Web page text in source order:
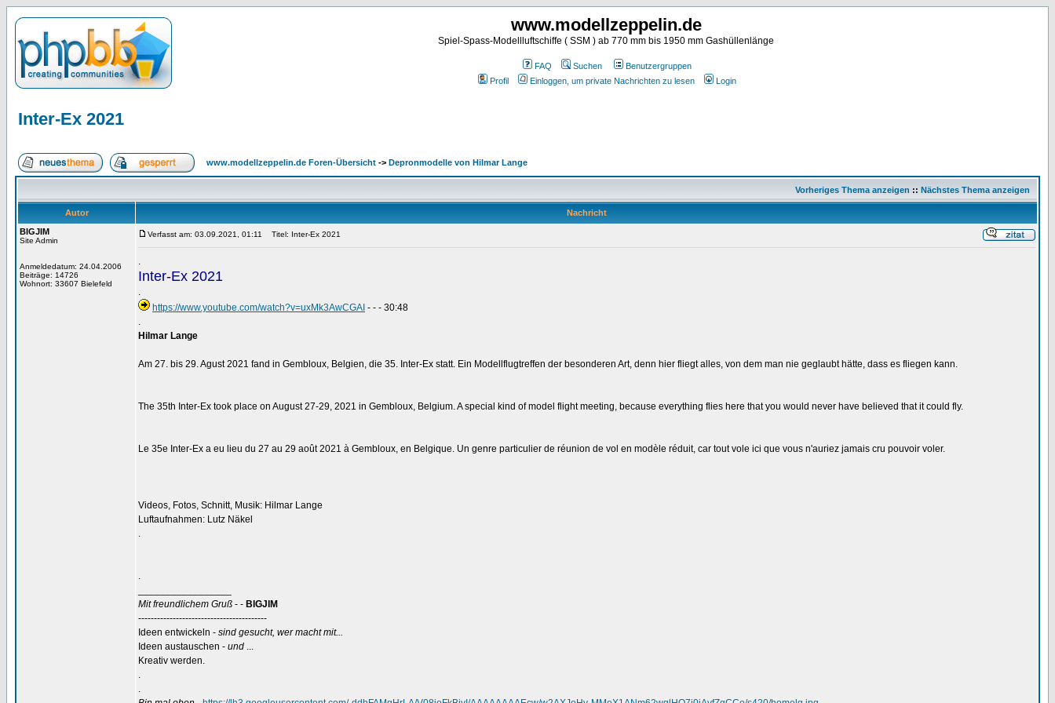
www.modellzeppelin.de
Spiel-Spass-Modellluftschiffe ( SSM ) ab 770 mm bis 1950 mm Gashüllenlänge
FAQ Suchen
Benutzergruppen
Profil
Einloggen, um private Nachrichten zu lesen Login
Inter-Ex 2021
www.modellzeppelin.de Foren-Übersicht -> Depronmodelle von Hilmar Lange
Vorheriges Thema anzeigen :: Nächstes Thema anzeigen
Autor
Nachricht
BIGJIM
Site Admin
Anmeldedatum: 24.04.2006
Beiträge: 14726
Wohnort: 33607 Bielefeld
Verfasst am: 03.09.2021, 01:11 Titel: Inter-Ex 2021
.
Inter-Ex 2021
.
https://www.youtube.com/watch?v=uxMk3AwCGAI - - - 30:48
.
Hilmar Lange
Am 27. bis 29. Agust 2021 fand in Gembloux, Belgien, die 35. Inter-Ex statt. Ein Modellflugtreffen der besonderen Art, denn hier fliegt alles, von dem man nie geglaubt hätte, dass es fliegen kann.
The 35th Inter-Ex took place on August 27-29, 2021 in Gembloux, Belgium. A special kind of model flight meeting, because everything flies here that you would never have believed that it could fly.
Le 35e Inter-Ex a eu lieu du 27 au 29 août 2021 à Gembloux, en Belgique. Un genre particulier de réunion de vol en modèle réduit, car tout vole ici que vous n'auriez jamais cru pouvoir voler.
Videos, Fotos, Schnitt, Musik: Hilmar Lange
Luftaufnahmen: Lutz Näkel
.
.
Mit freundlichem Gruß - - BIGJIM
-----------------------------------------
Ideen entwickeln - sind gesucht, wer macht mit...
Ideen austauschen - und ...
Kreativ werden.
.
.